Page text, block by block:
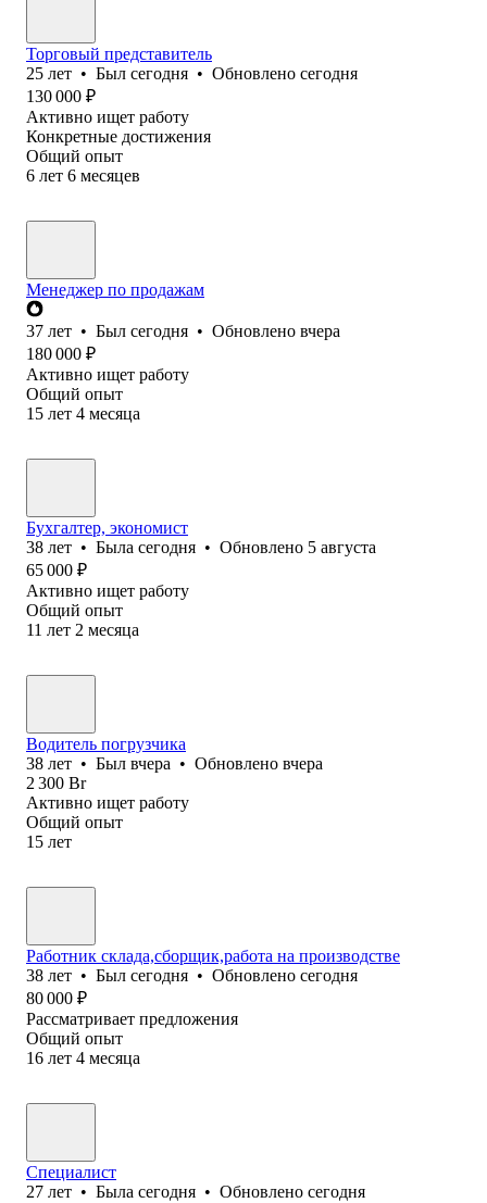
Торговый представитель
25 лет • Был сегодня • Обновлено сегодня
130 000 ₽
Активно ищет работу
Конкретные достижения
Общий опыт
6 лет 6 месяцев
Менеджер по продажам
37 лет • Был сегодня • Обновлено вчера
180 000 ₽
Активно ищет работу
Общий опыт
15 лет 4 месяца
Бухгалтер, экономист
38 лет • Была сегодня • Обновлено 5 августа
65 000 ₽
Активно ищет работу
Общий опыт
11 лет 2 месяца
Водитель погрузчика
38 лет • Был вчера • Обновлено вчера
2 300 Br
Активно ищет работу
Общий опыт
15 лет
Работник склада,сборщик,работа на производстве
38 лет • Был сегодня • Обновлено сегодня
80 000 ₽
Рассматривает предложения
Общий опыт
16 лет 4 месяца
Специалист
27 лет • Была сегодня • Обновлено сегодня